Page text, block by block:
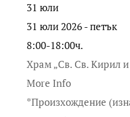
31 юли
31 юли 2026 - петък
8:00-18:00ч.
Храм „Св. Св. Кирил
More Info
*Произхождение